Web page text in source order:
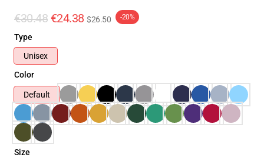
€30.48 €24.38 $26.50 -20%
Type
Unisex
Color
Default
Size